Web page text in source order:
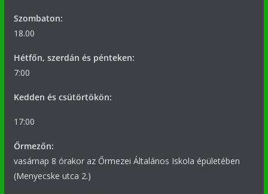
Szombaton:
18.00
Hétfőn, szerdán és pénteken:
7:00
Kedden és csütörtökön:
17:00
Őrmezőn:
vasárnap 8 órakor az Őrmezei Általános Iskola épületében
(Menyecske utca 2.)